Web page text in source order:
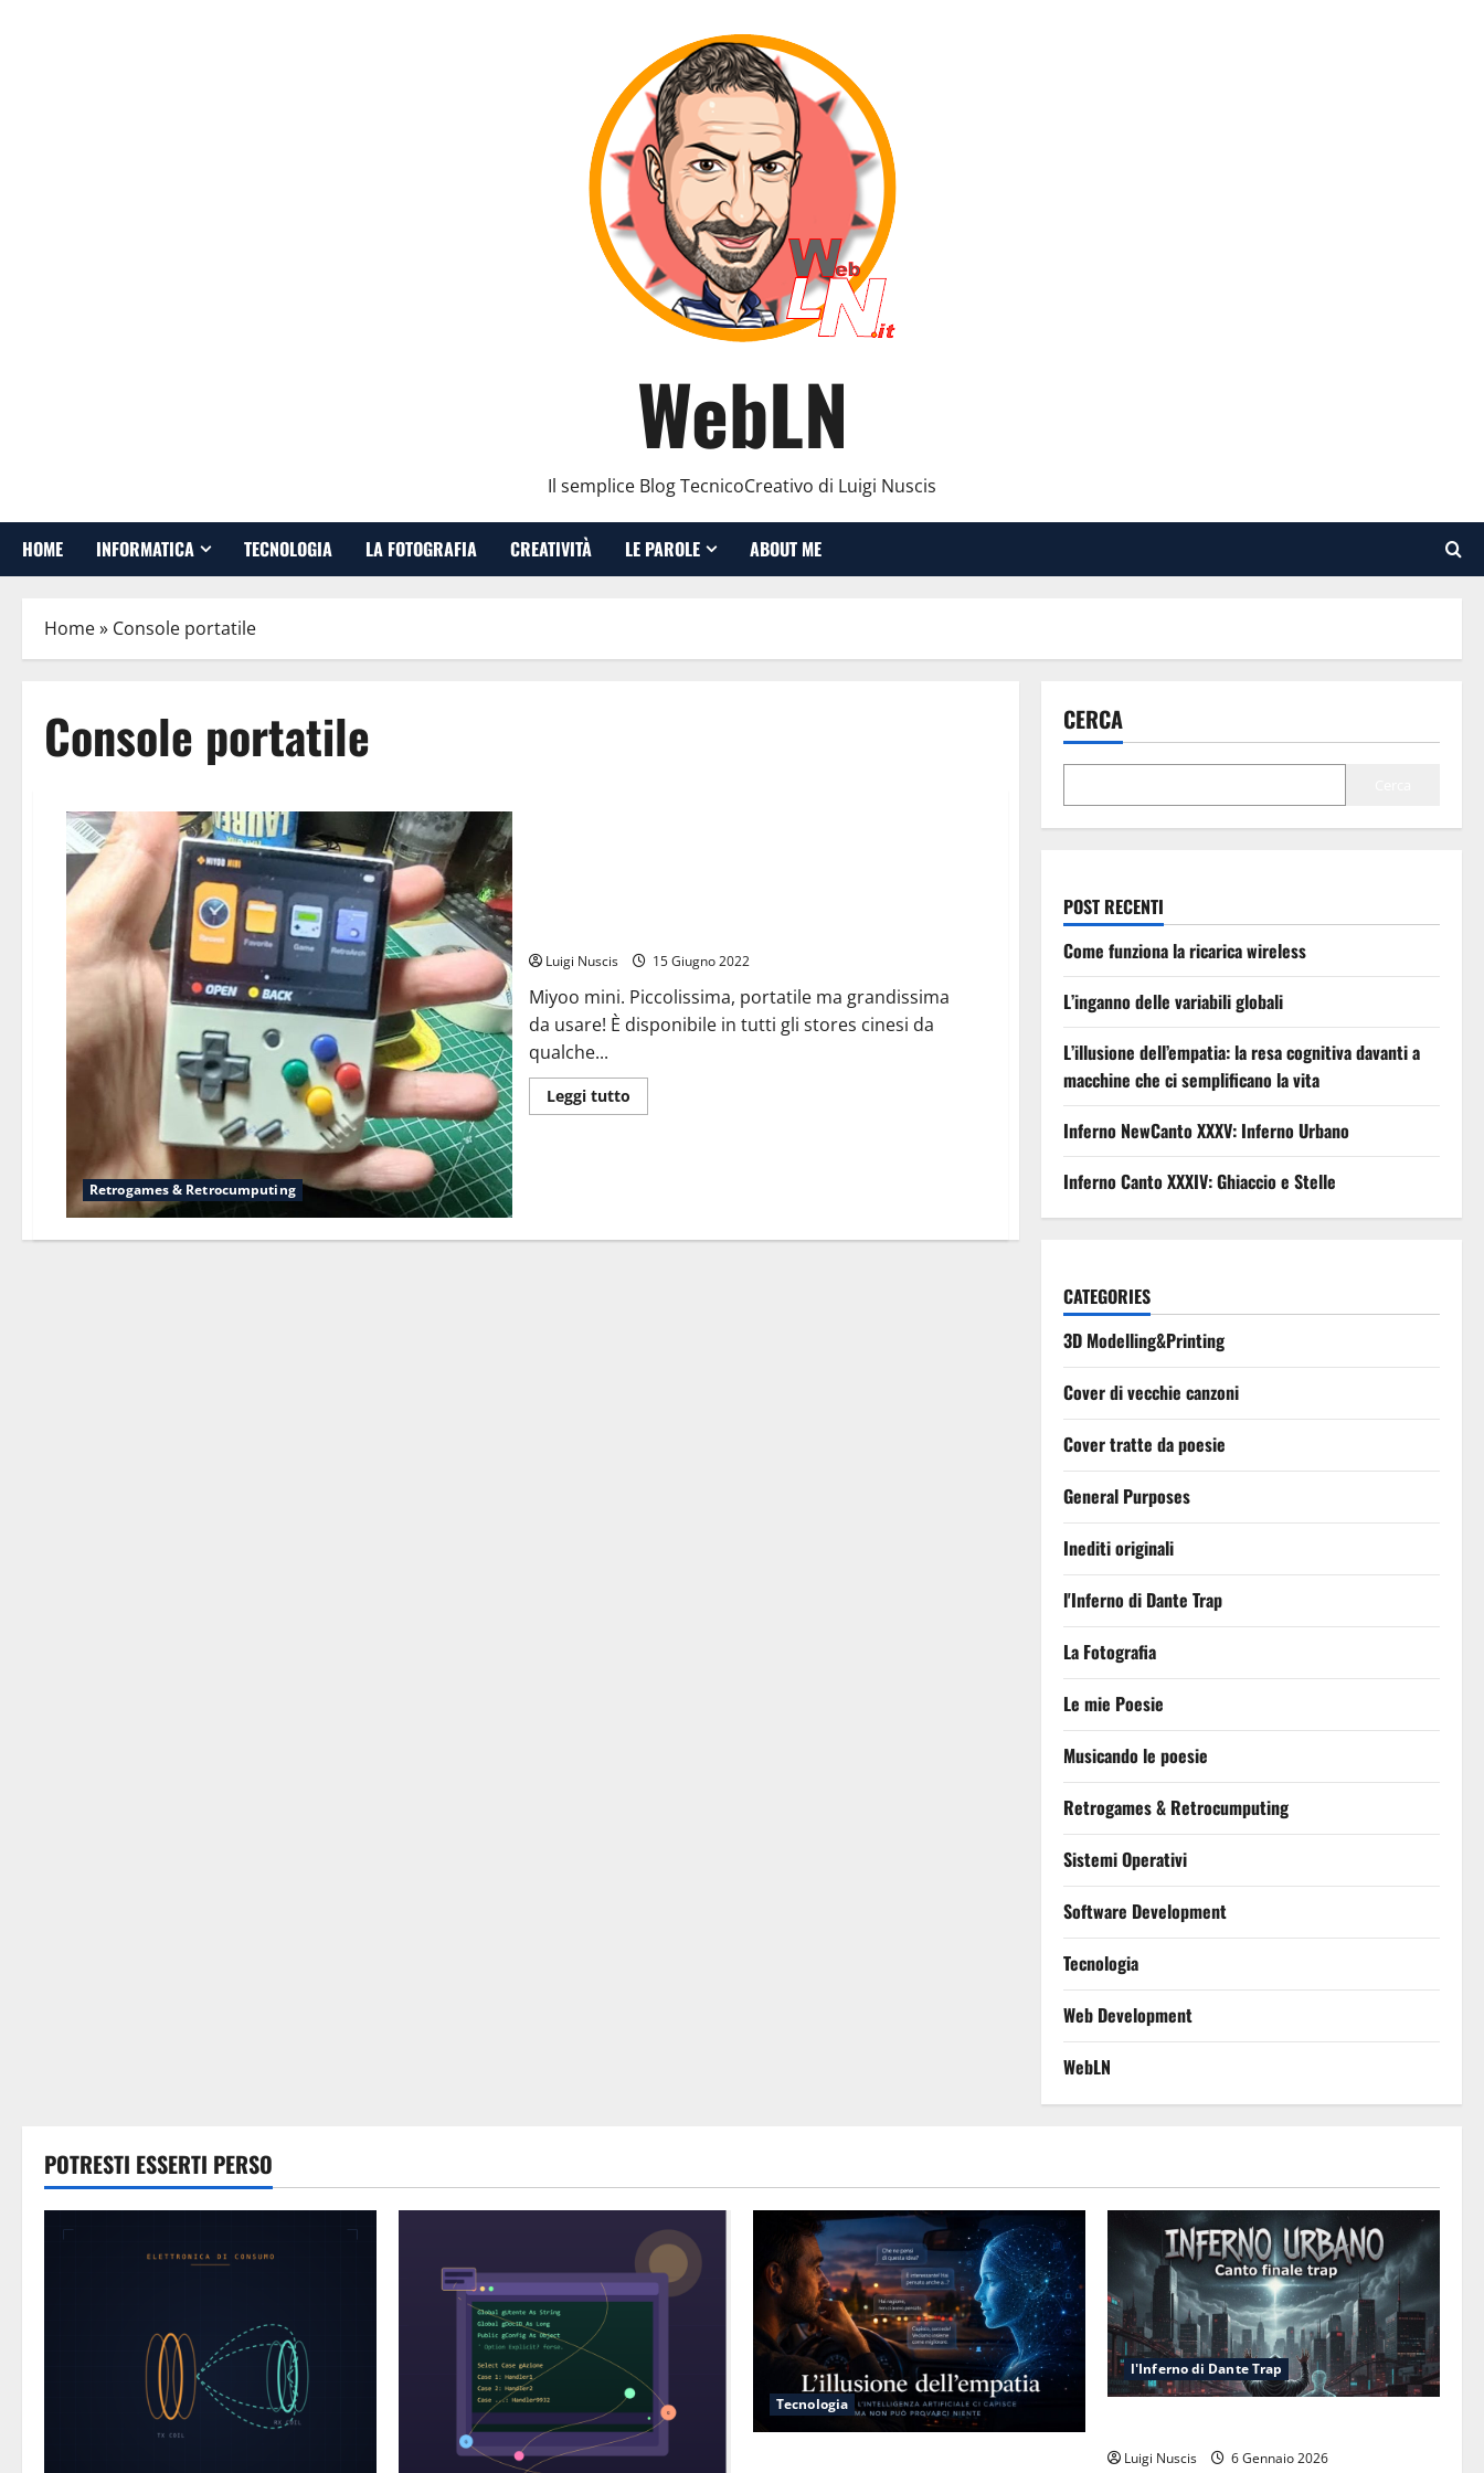
WebLN
Il semplice Blog TecnicoCreativo di Luigi Nuscis
HOME INFORMATICA TECNOLOGIA LA FOTOGRAFIA CREATIVITÀ LE PAROLE ABOUT ME
Home» Console portatile
Console portatile
Retrogames & Retrocumputing
Luigi Nuscis 15 Giugno 2022
Miyoo mini. Piccolissima, portatile ma grandissima
da usare! È disponibile in tutti gli stores cinesi da
qualche...
Leggi tuttoLeggi
di
CERCA
POST RECENTI
Come funziona la ricarica wireless
L’inganno delle variabili globali
L’illusione dell’empatia: la resa cognitiva davanti a
macchine che ci semplificano la vita
Inferno NewCanto XXXV: Inferno Urbano
Inferno Canto XXXIV: Ghiaccio e Stelle
CATEGORIES
3D Modelling&Printing
Cover di vecchie canzoni
Cover tratte da poesie
General Purposes
Inediti originali
l'Inferno di Dante Trap
La Fotografia
Le mie Poesie
Musicando le poesie
Retrogames & Retrocumputing
Sistemi Operativi
Software Development
Tecnologia
Web Development
WebLN
POTRESTI ESSERTI PERSO
Tecnologia
l'Inferno di Dante Trap
Luigi Nuscis 6 Gennaio 2026